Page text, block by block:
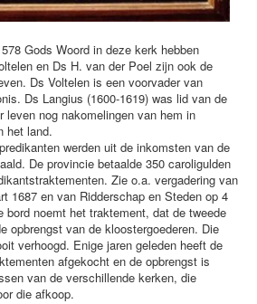
Gods Woord in deze kerk hebben
en Ds H. van der Poel zijn ook de
Ds Voltelen is een voorvader van
Ds Langius (1600-1619) was lid van de
leven nog nakomelingen van hem in
het land.
werden uit de inkomsten van de
De provincie betaalde 350 caroligulden
Zie o.a. vergadering van
1687 en van Ridderschap en Steden op 4
bord noemt het traktement, dat de tweede
opbrengst van de kloostergoederen. Die
verhoogd. Enige jaren geleden heeft de
afgekocht en de opbrengst is
van de verschillende kerken, die
die afkoop.